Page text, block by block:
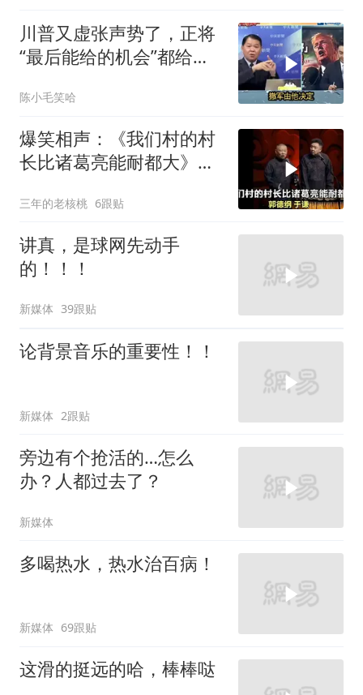
川普又虚张声势了，正将
“最后能给的机会”都给伊
陈小毛笑哈
爆笑相声：《我们村的村
长比诸葛亮能耐都大》郭
三年的老核桃 6跟贴
讲真，是球网先动手
的！！！
新媒体 39跟贴
论背景音乐的重要性！！
新媒体 2跟贴
旁边有个抢活的…怎么
办？人都过去了？
新媒体
多喝热水，热水治百病！
新媒体 69跟贴
这滑的挺远的哈，棒棒哒